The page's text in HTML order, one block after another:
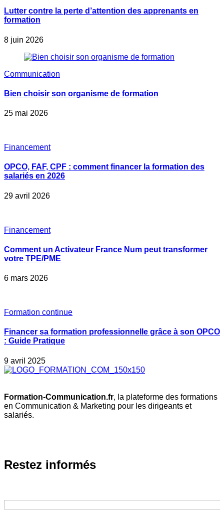
Lutter contre la perte d’attention des apprenants en
formation
8 juin 2026
Communication
Bien choisir son organisme de formation
25 mai 2026
Financement
OPCO, FAF, CPF : comment financer la formation des
salariés en 2026
29 avril 2026
Financement
Comment un Activateur France Num peut transformer
votre TPE/PME
6 mars 2026
Formation continue
Financer sa formation professionnelle grâce à son OPCO
: Guide Pratique
9 avril 2025
Formation-Communication.fr, la plateforme des formations
en Communication & Marketing pour les dirigeants et
salariés.
Restez informés